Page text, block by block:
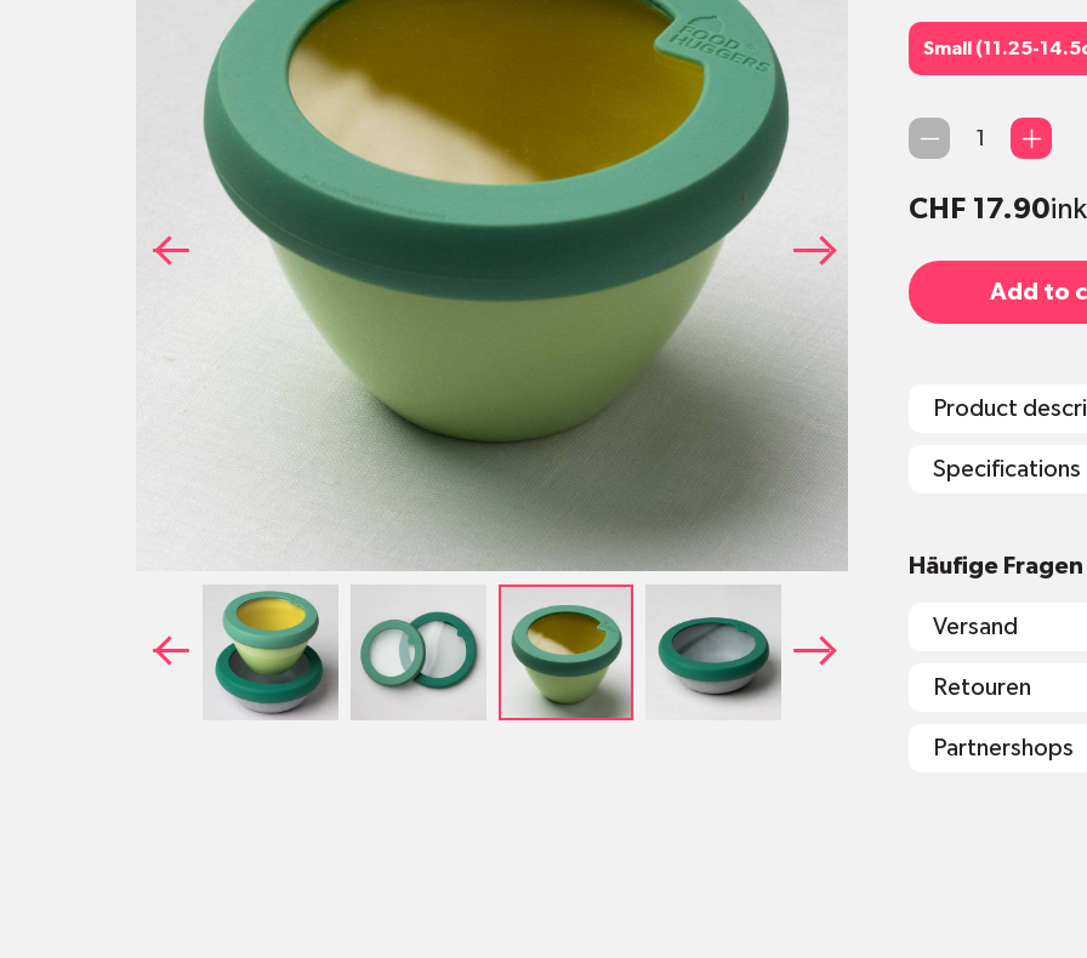
Small (11.25-
Small (11.25-
Qty
CHF 17.90
Add to
Product
Specifications
11.25 - 14.5cm
von 13.75 -
Häufige Fragen
Versand
Retouren
Partnershops